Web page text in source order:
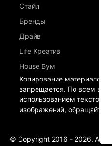
Стайл
Бренды
Драйв
Life Креатив
House Бум
Копирование материалов
запрещается. По всем
использованием
изображений,
© Copyright 2016 - 2026. All